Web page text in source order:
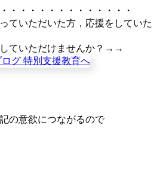
・・・・・・・・・・・・・
ていただいた方，応援をしていた
ていただけませんか？→→
の意欲につながるので